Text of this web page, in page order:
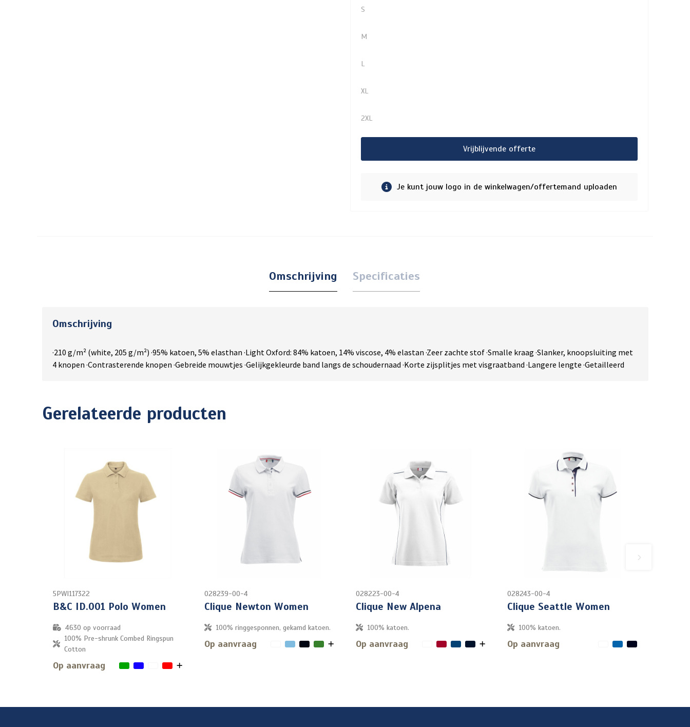
S
M
L
XL
2XL
Vrijblijvende offerte
Je kunt jouw logo in de winkelwagen/offertemand uploaden
Omschrijving Specificaties
Omschrijving
·210 g/m² (white, 205 g/m²) ·95% katoen, 5% elasthan ·Light Oxford: 84% katoen, 14% viscose, 4% elastan ·Zeer zachte stof ·Smalle kraag ·Slanker, knoopsluiting met
4 knopen ·Contrasterende knopen ·Gebreide mouwtjes ·Gelijkgekleurde band langs de schoudernaad ·Korte zijsplitjes met visgraatband ·Langere lengte ·Getailleerd
Gerelateerde producten
5PWI117322
B&C ID.001 Polo Women
4630 op voorraad
100% Pre-shrunk Combed Ringspun
Cotton
Op aanvraag
028239-00-4
Clique Newton Women
100% ringgesponnen, gekamd katoen.
Op aanvraag
028223-00-4
Clique New Alpena
100% katoen.
Op aanvraag
028243-00-4
Clique Seattle Women
100% katoen.
Op aanvraag